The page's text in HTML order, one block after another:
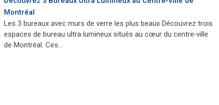
Montréal
Les 3 bureaux avec murs de verre les plus beaux Découvrez trois
espaces de bureau ultra lumineux situés au cœur du centre‑ville
de Montréal. Ces…